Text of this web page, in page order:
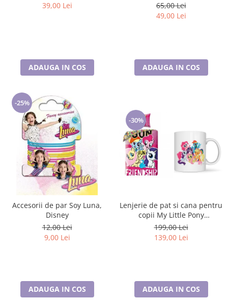
39,00 Lei
ADAUGA IN COS
65,00 Lei
49,00 Lei
ADAUGA IN COS
-25%
Accesorii de par Soy Luna,
Disney
12,00 Lei
9,00 Lei
ADAUGA IN COS
-30%
Lenjerie de pat si cana pentru
copii My Little Pony
Friendship 140×200 cm, 70×90
cm, Disney, 100% bumbac
199,00 Lei
139,00 Lei
ADAUGA IN COS